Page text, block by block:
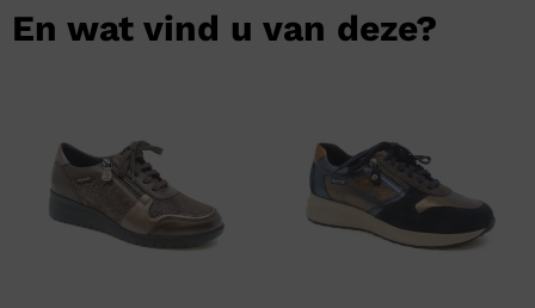
En wat vind u van deze?